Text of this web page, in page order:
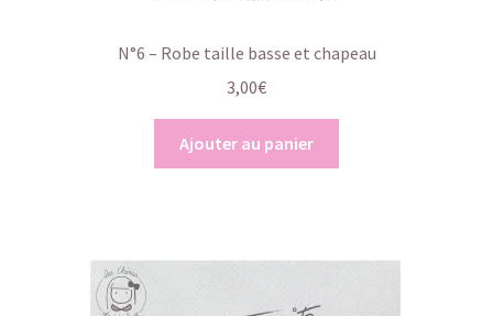
N°6 – Robe taille basse et chapeau
3,00€
Ajouter au panier